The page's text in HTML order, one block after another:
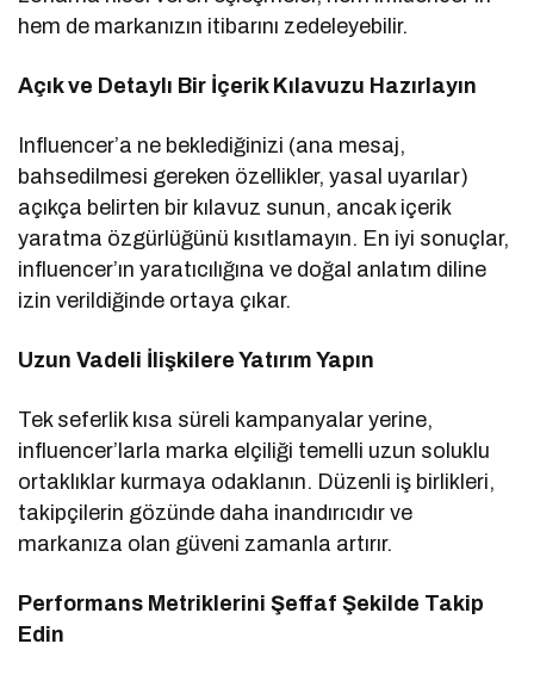
hem de markanızın itibarını zedeleyebilir.
Açık ve Detaylı Bir İçerik Kılavuzu Hazırlayın
Influencer’a ne beklediğinizi (ana mesaj,
bahsedilmesi gereken özellikler, yasal uyarılar)
açıkça belirten bir kılavuz sunun, ancak içerik
yaratma özgürlüğünü kısıtlamayın. En iyi sonuçlar,
influencer’ın yaratıcılığına ve doğal anlatım diline
izin verildiğinde ortaya çıkar.
Uzun Vadeli İlişkilere Yatırım Yapın
Tek seferlik kısa süreli kampanyalar yerine,
influencer’larla marka elçiliği temelli uzun soluklu
ortaklıklar kurmaya odaklanın. Düzenli iş birlikleri,
takipçilerin gözünde daha inandırıcıdır ve
markanıza olan güveni zamanla artırır.
Performans Metriklerini Şeffaf Şekilde Takip
Edin